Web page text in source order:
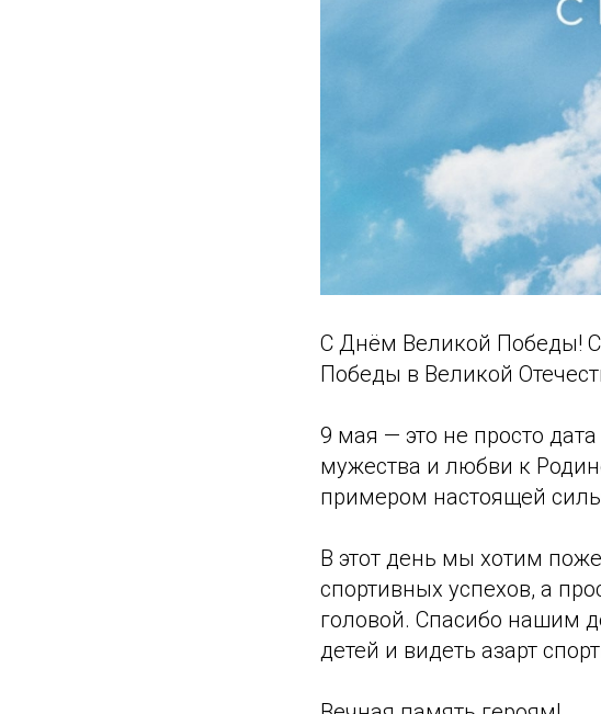
С Днём Великой Победы!
Победы в Великой
9 мая — это не просто
мужества и любви к
примером настоящей
В этот день мы хотим
спортивных успехов, а
головой. Спасибо нашим
детей и видеть азарт